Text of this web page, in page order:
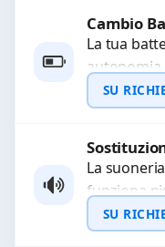
Cambio
La tua
lenta o
SU
La
funziona
a moduli
precisi e
SU